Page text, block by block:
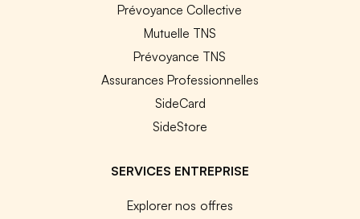
Prévoyance Collective
Mutuelle TNS
Prévoyance TNS
Assurances Professionnelles
SideCard
SideStore
SERVICES ENTREPRISE
Explorer nos offres